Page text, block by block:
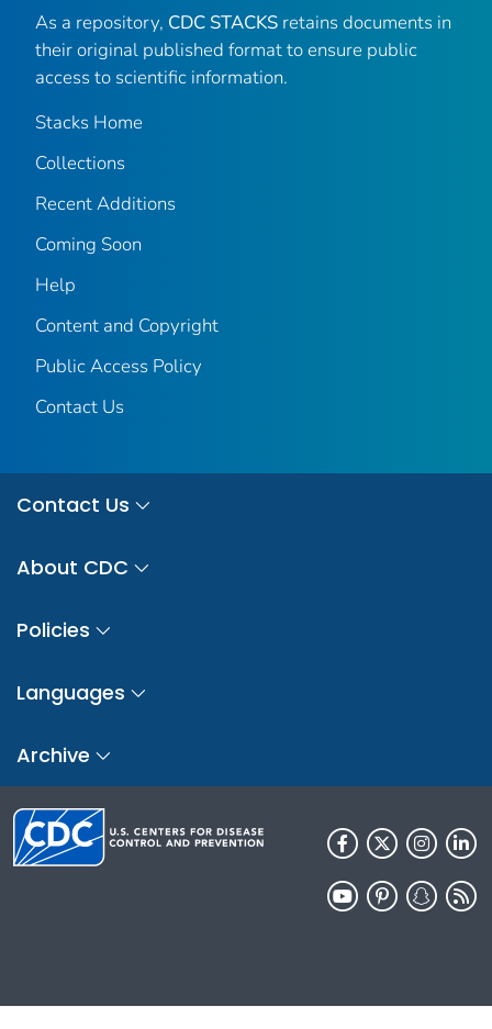
As a repository, CDC STACKS retains documents in
their original published format to ensure public
access to scientific information.
Stacks Home
Collections
Recent Additions
Coming Soon
Help
Content and Copyright
Public Access Policy
Contact Us
Contact Us
About CDC
Policies
Languages
Archive